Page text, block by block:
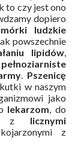
to czy jest ono
dopiero
ludzkie
powszechnie
lipidów,
pełnoziarniste
. Pszenicę
w naszym
jako
lekarzom, do
z licznymi
z